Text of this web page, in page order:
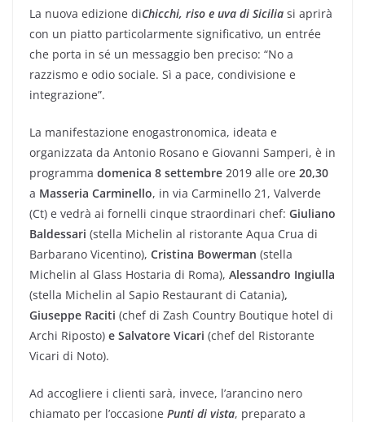
La nuova edizione diChicchi, riso e uva di Sicilia si aprirà
con un piatto particolarmente significativo, un entrée
che porta in sé un messaggio ben preciso: “No a
razzismo e odio sociale. Sì a pace, condivisione e
integrazione”.
La manifestazione enogastronomica, ideata e
organizzata da Antonio Rosano e Giovanni Samperi, è in
programma domenica 8 settembre 2019 alle ore 20,30
a Masseria Carminello, in via Carminello 21, Valverde
(Ct) e vedrà ai fornelli cinque straordinari chef: Giuliano
Baldessari (stella Michelin al ristorante Aqua Crua di
Barbarano Vicentino), Cristina Bowerman (stella
Michelin al Glass Hostaria di Roma), Alessandro Ingiulla
(stella Michelin al Sapio Restaurant di Catania),
Giuseppe Raciti (chef di Zash Country Boutique hotel di
Archi Riposto) e Salvatore Vicari (chef del Ristorante
Vicari di Noto).
Ad accogliere i clienti sarà, invece, l’arancino nero
chiamato per l’occasione Punti di vista, preparato a